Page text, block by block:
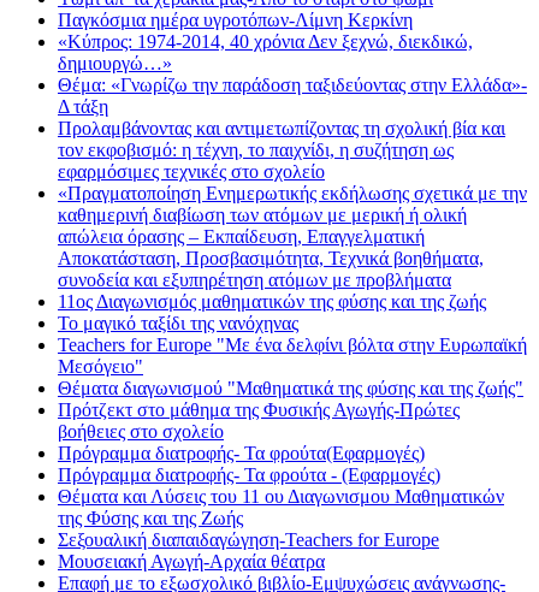
Παγκόσμια ημέρα υγροτόπων-Λίμνη Κερκίνη
«Κύπρος: 1974-2014, 40 χρόνια Δεν ξεχνώ, διεκδικώ,
δημιουργώ…»
Θέμα: «Γνωρίζω την παράδοση ταξιδεύοντας στην Ελλάδα»-
Δ τάξη
Προλαμβάνοντας και αντιμετωπίζοντας τη σχολική βία και
τον εκφοβισμό: η τέχνη, το παιχνίδι, η συζήτηση ως
εφαρμόσιμες τεχνικές στο σχολείο
«Πραγματοποίηση Ενημερωτικής εκδήλωσης σχετικά με την
καθημερινή διαβίωση των ατόμων με μερική ή ολική
απώλεια όρασης – Εκπαίδευση, Επαγγελματική
Αποκατάσταση, Προσβασιμότητα, Τεχνικά βοηθήματα,
συνοδεία και εξυπηρέτηση ατόμων με προβλήματα
11ος Διαγωνισμός μαθηματικών της φύσης και της ζωής
Το μαγικό ταξίδι της νανόχηνας
Teachers for Europe "Με ένα δελφίνι βόλτα στην Ευρωπαϊκή
Μεσόγειο"
Θέματα διαγωνισμού "Μαθηματικά της φύσης και της ζωής"
Πρότζεκτ στο μάθημα της Φυσικής Αγωγής-Πρώτες
βοήθειες στο σχολείο
Πρόγραμμα διατροφής- Τα φρούτα(Εφαρμογές)
Πρόγραμμα διατροφής- Τα φρούτα - (Εφαρμογές)
Θέματα και Λύσεις του 11 ου Διαγωνισμου Μαθηματικών
της Φύσης και της Ζωής
Σεξουαλική διαπαιδαγώγηση-Teachers for Europe
Μουσειακή Αγωγή-Αρχαία θέατρα
Επαφή με το εξωσχολικό βιβλίο-Εμψυχώσεις ανάγνωσης-